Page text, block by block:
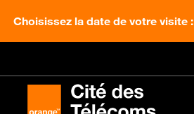
Choisissez la date de votre visite :